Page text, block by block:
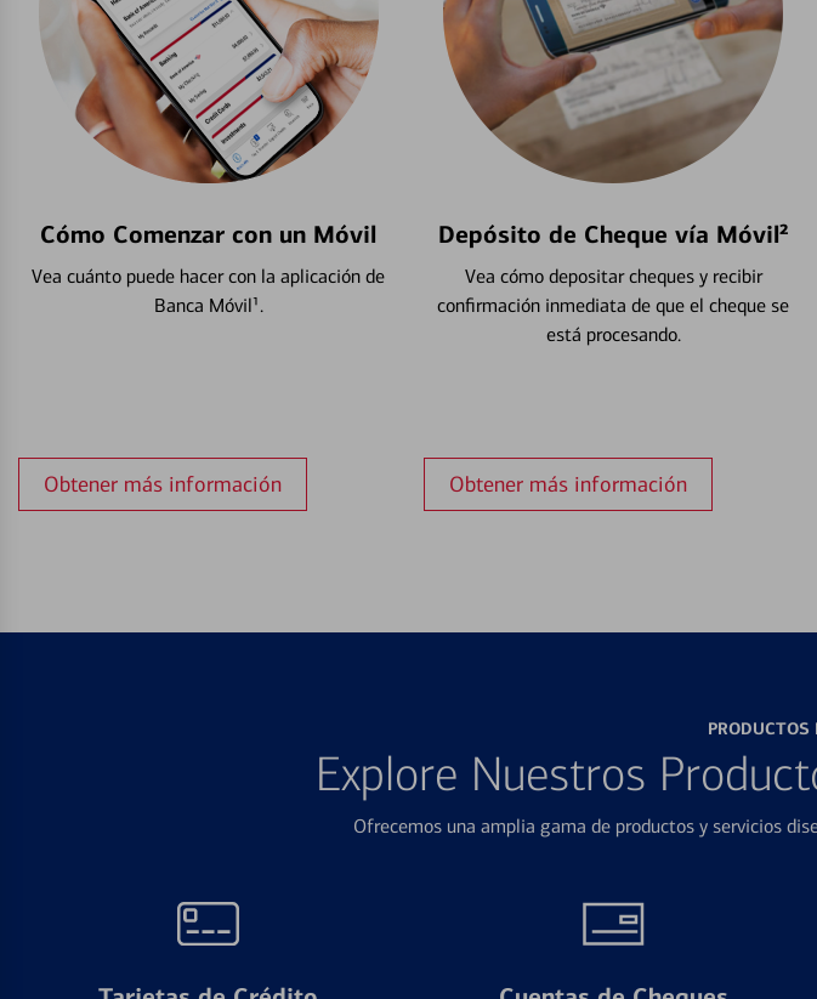
Cómo Comenzar con un Móvil
Vea cuánto puede hacer con la aplicación de
Banca Móvil¹.
Obtener más información
Depósito de Cheque vía Móvil²
Vea cómo depositar cheques y recibir
confirmación inmediata de que el cheque se
está procesando.
Obtener más información
PRODUCTOS
Explore Nuestros
Ofrecemos una amplia gama de productos y servicios